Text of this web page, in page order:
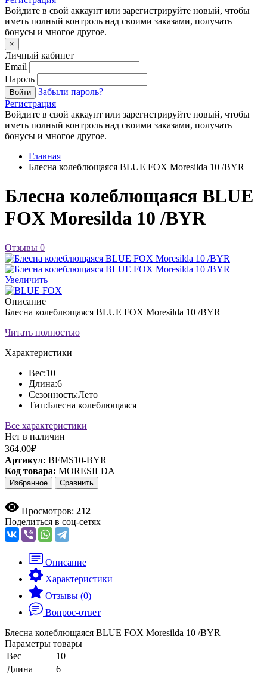
Войдите в свой аккаунт или зарегистрируйте новый, чтобы
иметь полный контроль над своими заказами, получать
бонусы и многое другое.
×
Личный кабинет
Email
Пароль
Войти
Забыли пароль?
Регистрация
Войдите в свой аккаунт или зарегистрируйте новый, чтобы
иметь полный контроль над своими заказами, получать
бонусы и многое другое.
Главная
Блесна колеблющаяся BLUE FOX Moresilda 10 /BYR
Блесна колеблющаяся BLUE
FOX Moresilda 10 /BYR
Отзывы 0
Увеличить
Описание
Блесна колеблющаяся BLUE FOX Moresilda 10 /BYR
Читать полностью
Характеристики
Вес:10
Длина:6
Сезонность:Лето
Тип:Блесна колеблющаяся
Все характеристики
Нет в наличии
364.00₽
Артикул: BFMS10-BYR
Код товара: MORESILDA
Избранное Сравнить
Просмотров: 212
Поделиться в соц-сетях
Описание
Характеристики
Отзывы (0)
Вопрос-ответ
Блесна колеблющаяся BLUE FOX Moresilda 10 /BYR
Параметры товары
Вес
10
Длина
6